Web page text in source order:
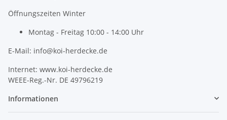
Öffnungszeiten Winter
Montag - Freitag 10:00 - 14:00 Uhr
E-Mail: info@koi-herdecke.de
Internet: www.koi-herdecke.de
WEEE-Reg.-Nr. DE 49796219
Informationen